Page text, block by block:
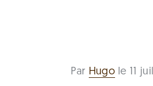
Par Hugole 11